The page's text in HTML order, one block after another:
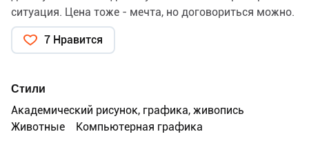
ситуация. Цена тоже - мечта, но договориться можно.
7 Нравится
Стили
Академический рисунок, графика, живопись
Животные
Компьютерная графика